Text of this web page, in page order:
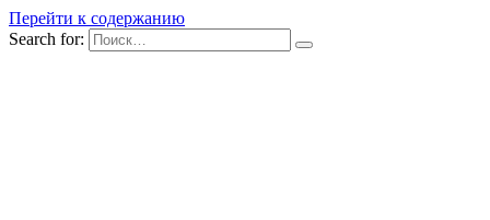
Перейти к содержанию
Search for: